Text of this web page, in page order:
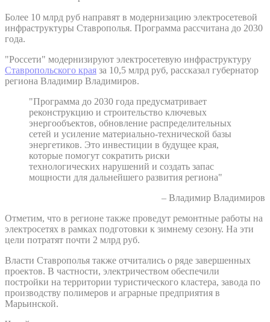
Более 10 млрд руб направят в модернизацию электросетевой
инфраструктуры Ставрополья. Программа рассчитана до 2030
года.
"Россети" модернизируют электросетевую инфраструктуру
Ставропольского края за 10,5 млрд руб, рассказал губернатор
региона Владимир Владимиров.
"Программа до 2030 года предусматривает
реконструкцию и строительство ключевых
энергообъектов, обновление распределительных
сетей и усиление материально-технической базы
энергетиков. Это инвестиции в будущее края,
которые помогут сократить риски
технологических нарушений и создать запас
мощности для дальнейшего развития региона"
– Владимир Владимиров
Отметим, что в регионе также проведут ремонтные работы на
электросетях в рамках подготовки к зимнему сезону. На эти
цели потратят почти 2 млрд руб.
Власти Ставрополья также отчитались о ряде завершенных
проектов. В частности, электричеством обеспечили
постройки на территории туристического кластера, завода по
производству полимеров и аграрные предприятия в
Марьинской.